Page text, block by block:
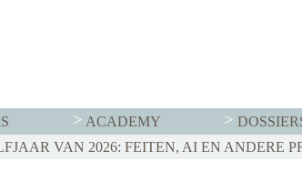
ACADEMY
DIT MOET HR NU AL REGELEN
VAN 2026: FEITEN, AI EN ANDERE
RESERVISTENBELEID HOEF JE JE